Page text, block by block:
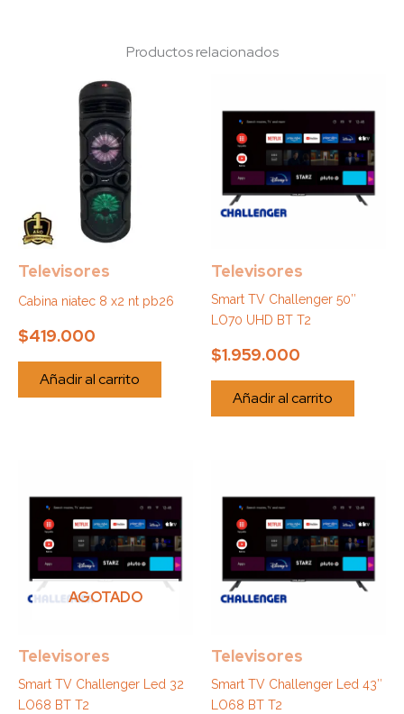
Productos relacionados
Televisores
Cabina niatec 8 x2 nt pb26
$419.000
Añadir al carrito
Televisores
Smart TV Challenger 50″
LO70 UHD BT T2
$1.959.000
Añadir al carrito
AGOTADO
Televisores
Smart TV Challenger Led 32
LO68 BT T2
Televisores
Smart TV Challenger Led 43″
LO68 BT T2